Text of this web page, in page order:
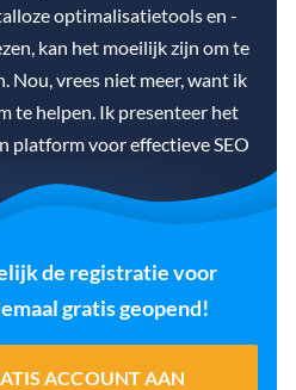
optimalisatietools en -
kan het moeilijk zijn om te
Nou, vrees niet meer, want ik
te helpen. Ik presenteer het
platform voor effectieve SEO
de registratie voor
gratis geopend!
ACCOUNT AAN